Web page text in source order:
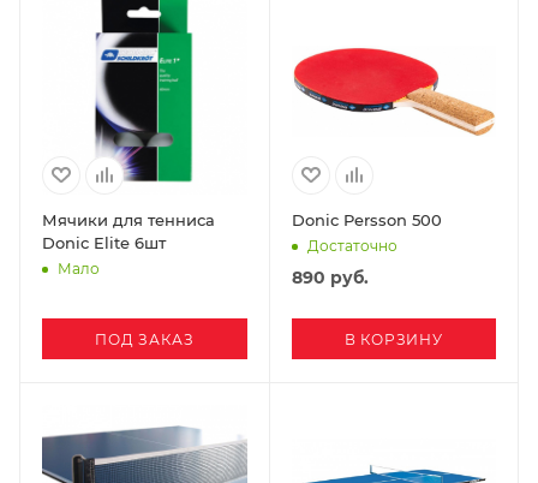
Мячики для тенниса
Donic Elite 6шт
Мало
ПОД ЗАКАЗ
Donic Persson 500
Достаточно
890 руб.
В КОРЗИНУ